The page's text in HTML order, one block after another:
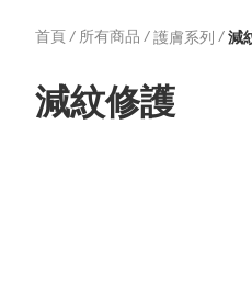
首頁 / 所有商品 / 護膚系列 / 減
減紋修護